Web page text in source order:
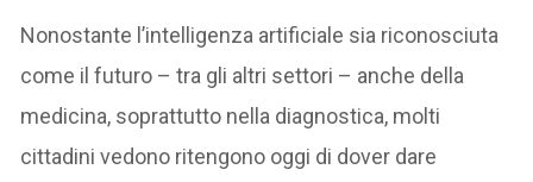
Nonostante l’intelligenza artificiale sia riconosciuta
come il futuro – tra gli altri settori – anche della
medicina, soprattutto nella diagnostica, molti
cittadini vedono ritengono oggi di dover dare